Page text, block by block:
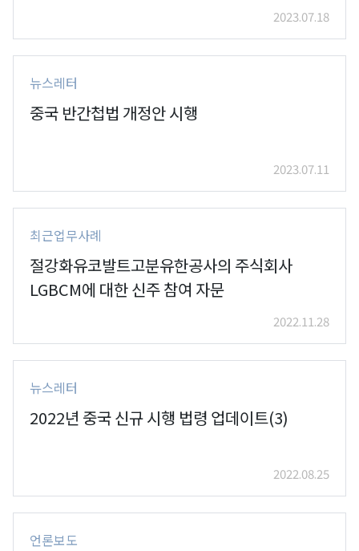
2023.07.18
뉴스레터
중국 반간첩법 개정안 시행
2023.07.11
최근업무사례
절강화유코발트고분유한공사의 주식회사
LGBCM에 대한 신주 참여 자문
2022.11.28
뉴스레터
2022년 중국 신규 시행 법령 업데이트(3)
2022.08.25
언론보도